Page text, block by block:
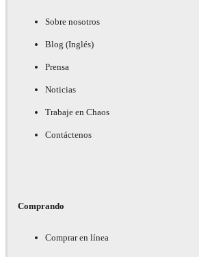
Sobre nosotros
Blog (Inglés)
Prensa
Noticias
Trabaje en Chaos
Contáctenos
Comprando
Comprar en línea